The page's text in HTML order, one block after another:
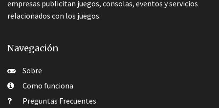
empresas publicitan juegos, consolas, eventos y servicios
relacionados con los juegos.
Navegación
Sobre
Como funciona
Preguntas Frecuentes